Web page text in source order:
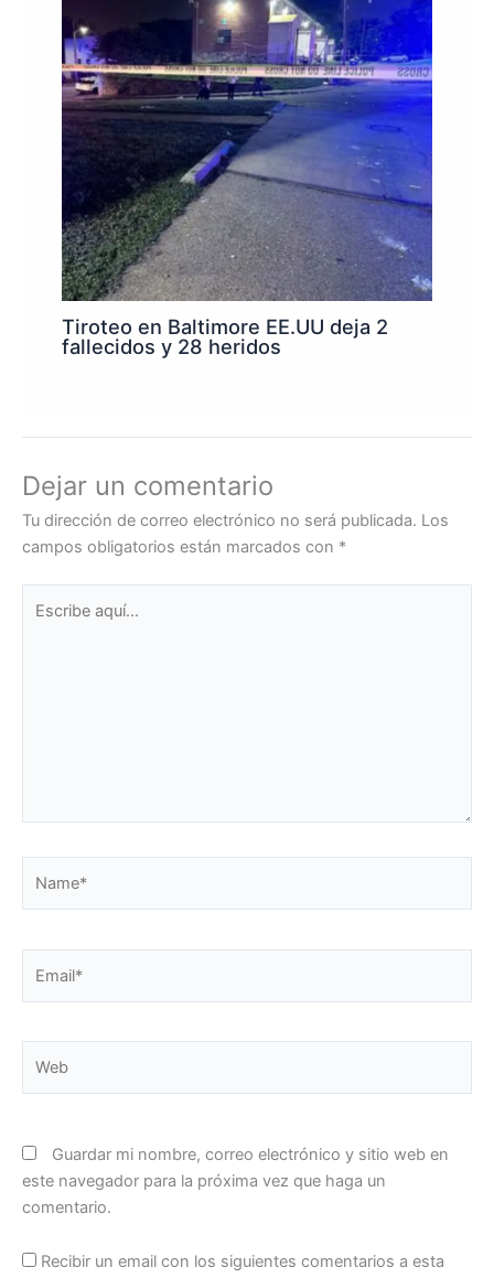
Tiroteo en Baltimore EE.UU deja 2
fallecidos y 28 heridos
Dejar un comentario
Tu dirección de correo electrónico no será publicada. Los
campos obligatorios están marcados con *
aquí...
Guardar mi nombre, correo electrónico y sitio web en
este navegador para la próxima vez que haga un
comentario.
Recibir un email con los siguientes comentarios a esta